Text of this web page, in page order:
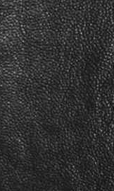
pisos
tapete